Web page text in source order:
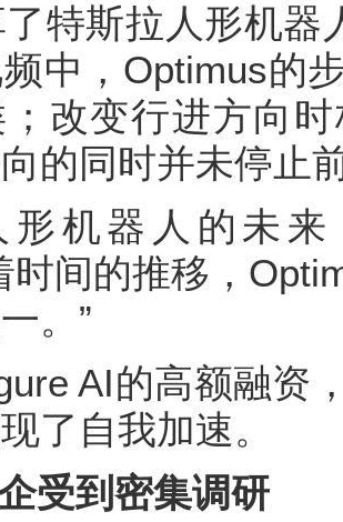
特斯拉人形机器
中，Optimus的
改变行进方向
的同时并未停止
形机器人的未
时间的推移，
。”
AI的高额融资
了自我加速。
受到密集调研